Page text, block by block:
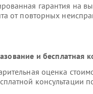
гарантия на
от повторных
и бесплатная
оценка
консультации